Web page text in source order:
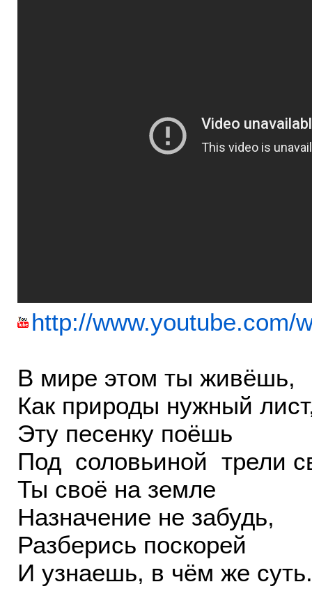
http://www.youtube.com/
В мире этом ты живёшь,
Как природы нужный
Эту песенку поёшь
Под соловьиной трели
Ты своё на земле
Назначение не забудь,
Разберись поскорей
И узнаешь, в чём же суть.